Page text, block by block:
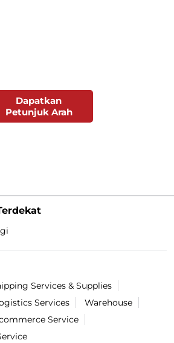
Dapatkan
Petunjuk Arah
Services & Supplies
Services
Warehouse
Service